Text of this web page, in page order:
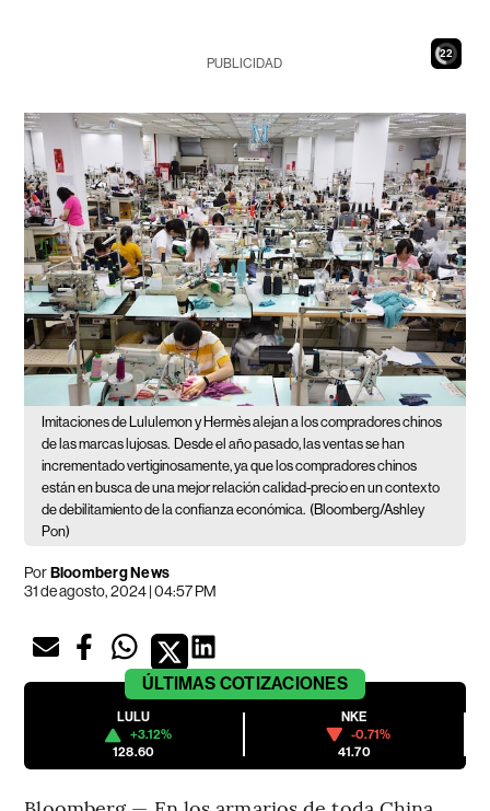
21
PUBLICIDAD
Imitaciones de Lululemon y Hermès alejan a los compradores chinos
de las marcas lujosas. Desde el año pasado, las ventas se han
incrementado vertiginosamente, ya que los compradores chinos
están en busca de una mejor relación calidad-precio en un contexto
de debilitamiento de la confianza económica. (Bloomberg/Ashley
Pon)
PorBloomberg News
31 de agosto, 2024 | 04:57 PM
ÚLTIMAS COTIZACIONES
LULU
+3.12%
128.60
NKE
-0.71%
41.70